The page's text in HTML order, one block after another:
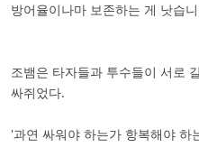
방어율이나마 보존하는 게 낫습
조뱀은 타자들과 투수들이 서로
싸쥐었다.
'과연 싸워야 하는가 항복해야 하